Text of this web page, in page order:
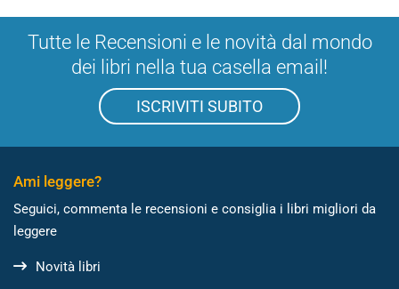
Tutte le Recensioni e le novità dal mondo
dei libri nella tua casella email!
ISCRIVITI SUBITO
Ami leggere?
Seguici, commenta le recensioni e consiglia i libri migliori da
leggere
Novità libri